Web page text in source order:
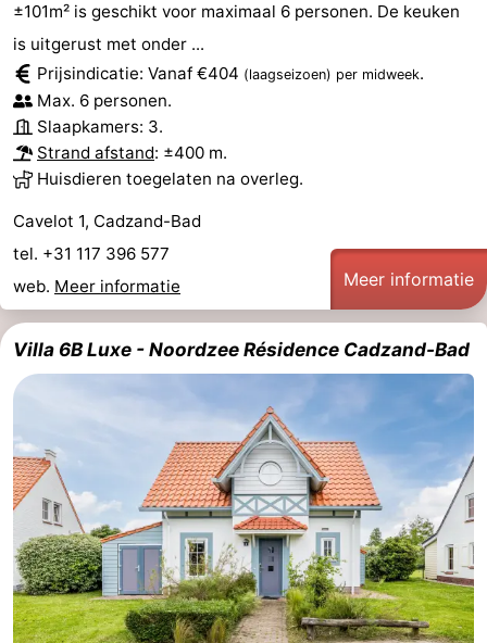
±101m² is geschikt voor maximaal 6 personen. De keuken
is uitgerust met onder ...
Prijsindicatie: Vanaf €404 (laagseizoen) per midweek.
Max. 6 personen.
Slaapkamers: 3.
Strand afstand: ±400 m.
Huisdieren toegelaten na overleg.
Cavelot 1, Cadzand-Bad
tel. +31 117 396 577
web. Meer informatie Meer informatie
Villa 6B Luxe - Noordzee Résidence Cadzand-Bad